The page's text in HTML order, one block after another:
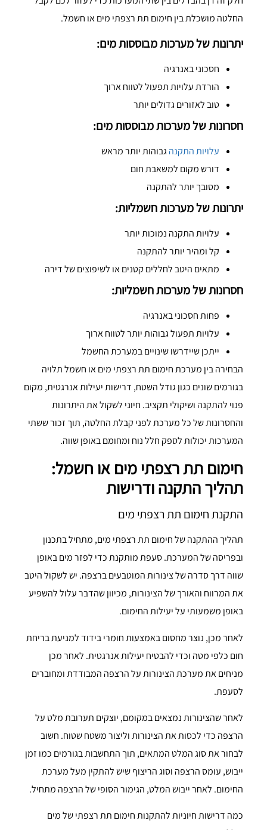
החלטה מושכלת בין חימום תת רצפתי מים או חשמל.
יתרונות של מערכות מבוססות מים:
חסכוני באנרגיה
הורדת עלויות תפעול לטווח ארוך
טוב לאזורים גדולים יותר
חסרונות של מערכות מבוססות מים:
עלויות התקנהגבוהות יותר מראש
דורש מקום למשאבת חום
מסובך יותר להתקנה
יתרונות של מערכות חשמליות:
עלויות התקנה נמוכות יותר
קל ומהיר יותר להתקנה
מתאים היטב לחללים קטנים או לשיפוצים של דירה
חסרונות של מערכות חשמליות:
פחות חסכוני באנרגיה
עלויות תפעול גבוהות יותר לטווח ארוך
ייתכן שיידרשו שינויים במערכת החשמל
הבחירה בין מערכת חימום תת רצפתי מים או חשמל תלויה
בגורמים שונים כגון גודל השטח, דרישות יעילות אנרגטית, מקום
פנוי להתקנה ושיקולי תקציב. חיוני לשקול את היתרונות
והחסרונות של כל מערכת לפני קבלת החלטה, תוך זכור ששתי
המערכות יכולות לספק חלל נוח ומחומם באופן שווה.
חימום תת רצפתי מים או חשמל:
תהליך התקנה ודרישות
התקנת חימום תת רצפתי מים
תהליך ההתקנה של חימום תת רצפתי מים, מתחיל בתכנון
ובפריסה של המערכת. סעפת מותקנת כדי לפזר מים באופן
שווה דרך סדרה של צינורות המוטבעים ברצפה. יש לשקול היטב
את המרווח והאורך של הצינורות, מכיוון שהדבר עלול להשפיע
באופן משמעותי על יעילות החימום.
לאחר מכן, נוצר מחסום באמצעות חומרי בידוד למניעת בריחת
חום כלפי מטה וכדי להבטיח יעילות אנרגטית. לאחר מכן
מניחים את מערכת הצינורות על הרצפה המבודדת ומחוברים
לסעפת.
לאחר שהצינורות נמצאים במקומם, יוצקים תערובת מלט על
הרצפה כדי לכסות את הצינורות וליצור משטח שטוח. חשוב
לבחור את סוג המלט המתאים, תוך התחשבות בגורמים כמו זמן
ייבוש, עומס הרצפה וסוג הריצוף שיש להתקין מעל מערכת
החימום. לאחר ייבוש המלט, הגימור הסופי של הרצפה מתחיל.
כמה דרישות חיוניות להתקנות חימום תת רצפתי של מים